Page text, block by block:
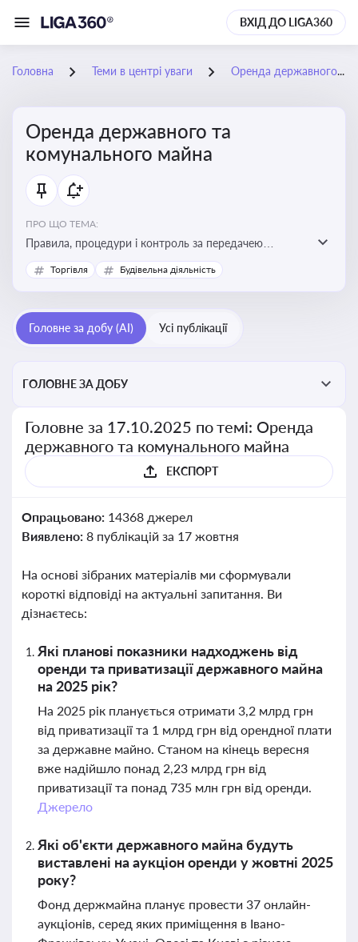
ВХІД ДО LIGA360
Головна Теми в центрі уваги Оренда державного та комунального майна
Оренда державного та
комунального майна
ПРО ЩО ТЕМА:
Правила, процедури і контроль за передачею
державного та комунального майна в оренду. Кейси
використання публічного майна
Торгівля Будівельна діяльність
Головне за добу (AI) Усі публікації
ГОЛОВНЕ ЗА ДОБУ
Головне за 17.10.2025 по темі: Оренда
державного та комунального майна
ЕКСПОРТ
Опрацьовано: 14368 джерел
Виявлено: 8 публікацій за 17 жовтня
На основі зібраних матеріалів ми сформували
короткі відповіді на актуальні запитання. Ви
дізнаєтесь:
Які планові показники надходжень від
оренди та приватизації державного майна
на 2025 рік?
На 2025 рік планується отримати 3,2 млрд грн
від приватизації та 1 млрд грн від орендної плати
за державне майно. Станом на кінець вересня
вже надійшло понад 2,23 млрд грн від
приватизації та понад 735 млн грн від оренди.
Джерело
Які об'єкти державного майна будуть
виставлені на аукціон оренди у жовтні 2025
року?
Фонд держмайна планує провести 37 онлайн-
аукціонів, серед яких приміщення в Івано-